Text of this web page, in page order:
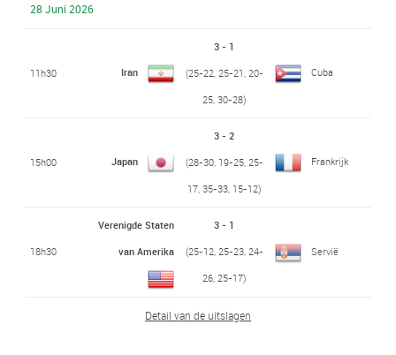
28 Juni 2026
11h30 Iran
3 - 1
(25-22, 25-21, 20-
25, 30-28)
Cuba
15h00 Japan
3 - 2
(28-30, 19-25, 25-
17, 35-33, 15-12)
Frankrijk
18h30
Verenigde Staten
van Amerika
3 - 1
(25-12, 25-23, 24-
26, 25-17)
Servië
Detail van de uitslagen